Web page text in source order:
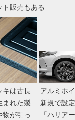
ト販売もある
キは古長
まれた製
物が引っ
アルミホ
新規で設
「ハリア